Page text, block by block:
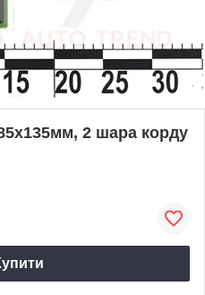
2 шара корду